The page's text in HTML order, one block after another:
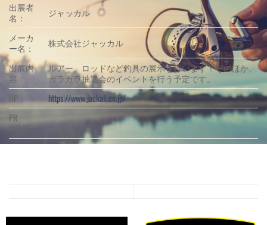
出展者
名：
ジャッカル
メーカ
ー名：
株式会社ジャッカル
出展内
容：
ルアー、ロッドなど釣具の展示を行います！そのほか、
ガラガラ抽選会のイベントを行う予定です。
HP：
https://www.jackall.co.jp/
PR
MOVIE：